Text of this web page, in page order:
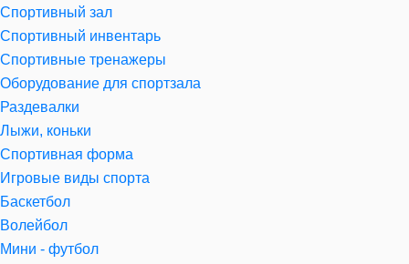
Спортивный зал
Спортивный инвентарь
Спортивные тренажеры
Оборудование для спортзала
Раздевалки
Лыжи, коньки
Спортивная форма
Игровые виды спорта
Баскетбол
Волейбол
Мини - футбол